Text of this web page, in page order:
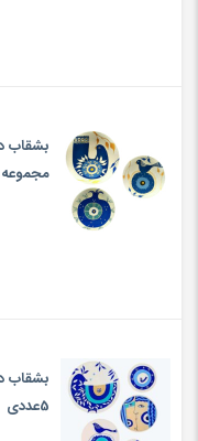
مجموعه 3 عددی
بشقاب
5عددی